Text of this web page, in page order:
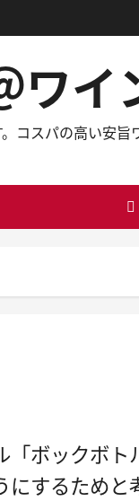
ワイ
コスパの高い安旨
「ボックボト
するためと